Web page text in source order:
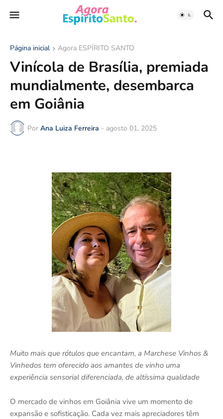
Página inicial Agora ESPÍRITO SANTO
Vinícola de Brasília, premiada
mundialmente, desembarca
em Goiânia
Por Ana Luiza Ferreira - agosto 01, 2025
Muito mais que rótulos que encantam, a Marchese Vinhos &
Vinhedos tem oferecido aos amantes de vinho uma
experiência sensorial diferenciada, de altíssima qualidade
O mercado de vinhos em Goiânia vive um momento de
expansão e sofisticação. Cada vez mais apreciadores têm